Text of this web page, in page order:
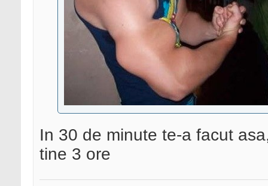
In 30 de minute te-a facut
tine 3 ore